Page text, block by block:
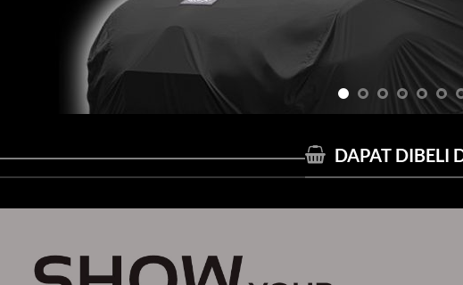
DAPAT DIBELI